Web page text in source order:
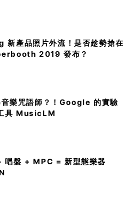
新產品照片外流！是否趁勢搶在
2019 發布？
音樂咒語師？！Google 的實驗
具 MusicLM
唱盤 + MPC = 新型態樂器